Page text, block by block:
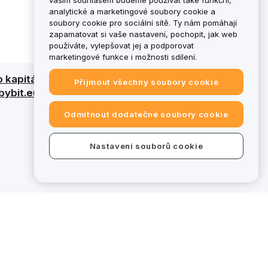
Podrobný přehled naleznete v
nespadají do působnosti
analytické a marketingové soubory cookie a
soubory cookie pro sociální sítě. Ty nám pomáhají
zapamatovat si vaše nastavení, pochopit, jak web
používáte, vylepšovat jej a podporovat
marketingové funkce i možnosti sdílení.
Přijmout všechny soubory cookie
Odmítnout dodatečné soubory cookie
Nastavení souborů cookie